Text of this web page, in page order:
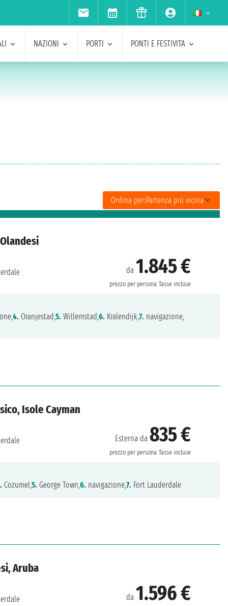
NAZIONI PORTI PONTI E FESTIVITA
Ordina per:Partenza più vicina
da 1.845 €
prezzo per persona Tasse incluse
4. Oranjestad,5. Willemstad,6. Kralendijk,7. navigazione,
Isole Cayman
Esterna da835 €
prezzo per persona Tasse incluse
Cozumel,5. George Town,6. navigazione,7. Fort Lauderdale
Aruba
da 1.596 €